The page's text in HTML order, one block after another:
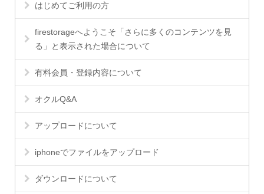
はじめてご利用の方
firestorageへようこそ「さらに多くのコンテンツを見
る」と表示された場合について
有料会員・登録内容について
オクルQ&A
アップロードについて
iphoneでファイルをアップロード
ダウンロードについて